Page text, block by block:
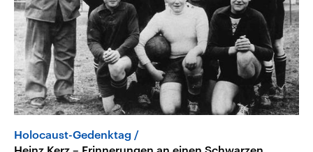
Holocaust-Gedenktag